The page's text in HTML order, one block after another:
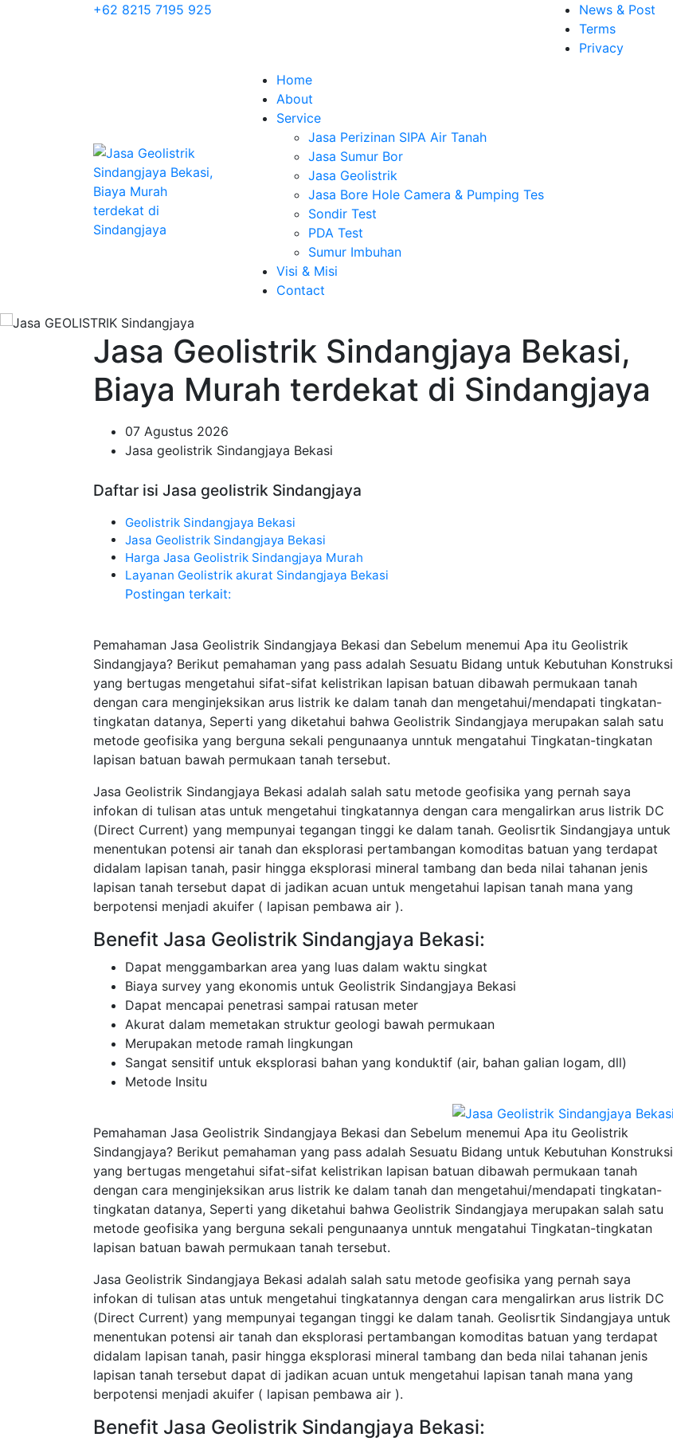
+62 8215 7195 925
News & Post
Terms
Privacy
Home
About
Service
Jasa Perizinan SIPA Air Tanah
Jasa Sumur Bor
Jasa Geolistrik
Jasa Bore Hole Camera & Pumping Tes
Sondir Test
PDA Test
Sumur Imbuhan
Visi & Misi
Contact
Jasa Geolistrik Sindangjaya Bekasi,
Biaya Murah terdekat di Sindangjaya
07 Agustus 2026
Jasa geolistrik Sindangjaya Bekasi
Daftar isi Jasa geolistrik Sindangjaya
Geolistrik Sindangjaya Bekasi
Jasa Geolistrik Sindangjaya Bekasi
Harga Jasa Geolistrik Sindangjaya Murah
Layanan Geolistrik akurat Sindangjaya Bekasi
Postingan terkait:
Pemahaman Jasa Geolistrik Sindangjaya Bekasi dan Sebelum menemui Apa itu Geolistrik
Sindangjaya? Berikut pemahaman yang pass adalah Sesuatu Bidang untuk Kebutuhan Konstruksi
yang bertugas mengetahui sifat-sifat kelistrikan lapisan batuan dibawah permukaan tanah
dengan cara menginjeksikan arus listrik ke dalam tanah dan mengetahui/mendapati tingkatan-
tingkatan datanya, Seperti yang diketahui bahwa Geolistrik Sindangjaya merupakan salah satu
metode geofisika yang berguna sekali pengunaanya unntuk mengatahui Tingkatan-tingkatan
lapisan batuan bawah permukaan tanah tersebut.
Jasa Geolistrik Sindangjaya Bekasi adalah salah satu metode geofisika yang pernah saya
infokan di tulisan atas untuk mengetahui tingkatannya dengan cara mengalirkan arus listrik DC
(Direct Current) yang mempunyai tegangan tinggi ke dalam tanah. Geolisrtik Sindangjaya untuk
menentukan potensi air tanah dan eksplorasi pertambangan komoditas batuan yang terdapat
didalam lapisan tanah, pasir hingga eksplorasi mineral tambang dan beda nilai tahanan jenis
lapisan tanah tersebut dapat di jadikan acuan untuk mengetahui lapisan tanah mana yang
berpotensi menjadi akuifer ( lapisan pembawa air ).
Benefit Jasa Geolistrik Sindangjaya Bekasi:
Dapat menggambarkan area yang luas dalam waktu singkat
Biaya survey yang ekonomis untuk Geolistrik Sindangjaya Bekasi
Dapat mencapai penetrasi sampai ratusan meter
Akurat dalam memetakan struktur geologi bawah permukaan
Merupakan metode ramah lingkungan
Sangat sensitif untuk eksplorasi bahan yang konduktif (air, bahan galian logam, dll)
Metode Insitu
Pemahaman Jasa Geolistrik Sindangjaya Bekasi dan Sebelum menemui Apa itu Geolistrik
Sindangjaya? Berikut pemahaman yang pass adalah Sesuatu Bidang untuk Kebutuhan Konstruksi
yang bertugas mengetahui sifat-sifat kelistrikan lapisan batuan dibawah permukaan tanah
dengan cara menginjeksikan arus listrik ke dalam tanah dan mengetahui/mendapati tingkatan-
tingkatan datanya, Seperti yang diketahui bahwa Geolistrik Sindangjaya merupakan salah satu
metode geofisika yang berguna sekali pengunaanya unntuk mengatahui Tingkatan-tingkatan
lapisan batuan bawah permukaan tanah tersebut.
Jasa Geolistrik Sindangjaya Bekasi adalah salah satu metode geofisika yang pernah saya
infokan di tulisan atas untuk mengetahui tingkatannya dengan cara mengalirkan arus listrik DC
(Direct Current) yang mempunyai tegangan tinggi ke dalam tanah. Geolisrtik Sindangjaya untuk
menentukan potensi air tanah dan eksplorasi pertambangan komoditas batuan yang terdapat
didalam lapisan tanah, pasir hingga eksplorasi mineral tambang dan beda nilai tahanan jenis
lapisan tanah tersebut dapat di jadikan acuan untuk mengetahui lapisan tanah mana yang
berpotensi menjadi akuifer ( lapisan pembawa air ).
Benefit Jasa Geolistrik Sindangjaya Bekasi: